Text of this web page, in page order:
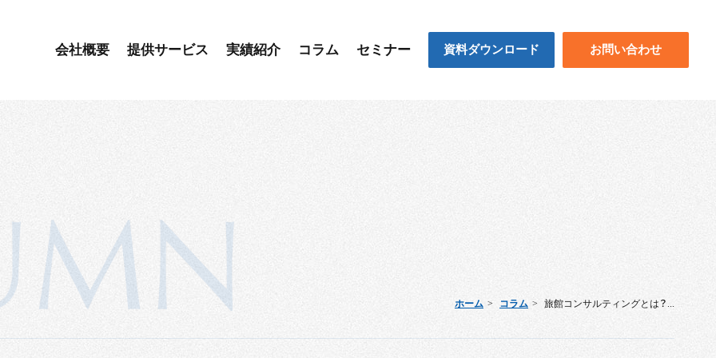
会社概要 提供サービス 実績紹介 コラム セミナー 資料ダウンロード お問い合わせ
ホーム コラム 旅館コンサルティングとは？...